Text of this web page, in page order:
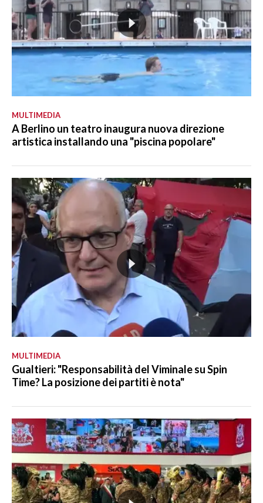
MULTIMEDIA
A Berlino un teatro inaugura nuova direzione
artistica installando una "piscina popolare"
MULTIMEDIA
Gualtieri: "Responsabilità del Viminale su Spin
Time? La posizione dei partiti è nota"